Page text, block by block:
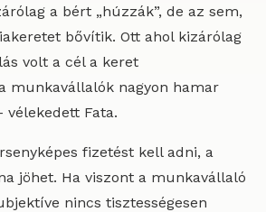
a bért „húzzák”, de az sem,
bővítik. Ott ahol kizárólag
volt a cél a keret
munkavállalók nagyon hamar
Fata.
fizetést kell adni, a
jöhet. Ha viszont a munkavállaló
nincs tisztességesen